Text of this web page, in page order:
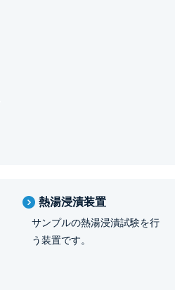
熱湯浸漬装置
サンプルの熱湯浸漬試験を行
う装置です。